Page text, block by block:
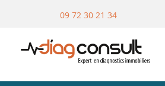
09 72 30 21 34